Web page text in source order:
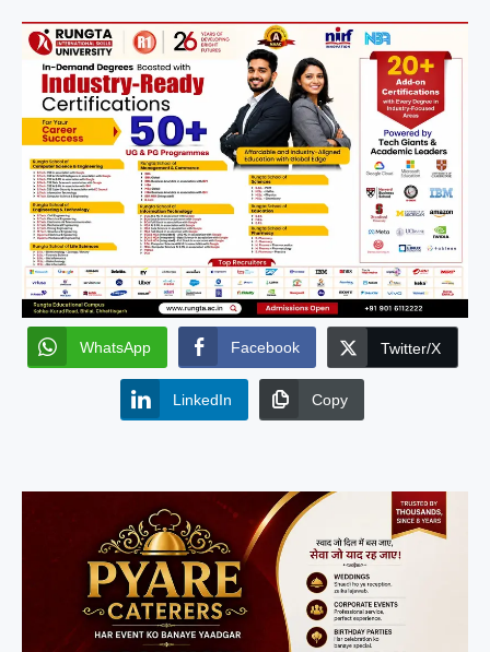
WhatsApp Facebook Twitter/X
LinkedIn Copy